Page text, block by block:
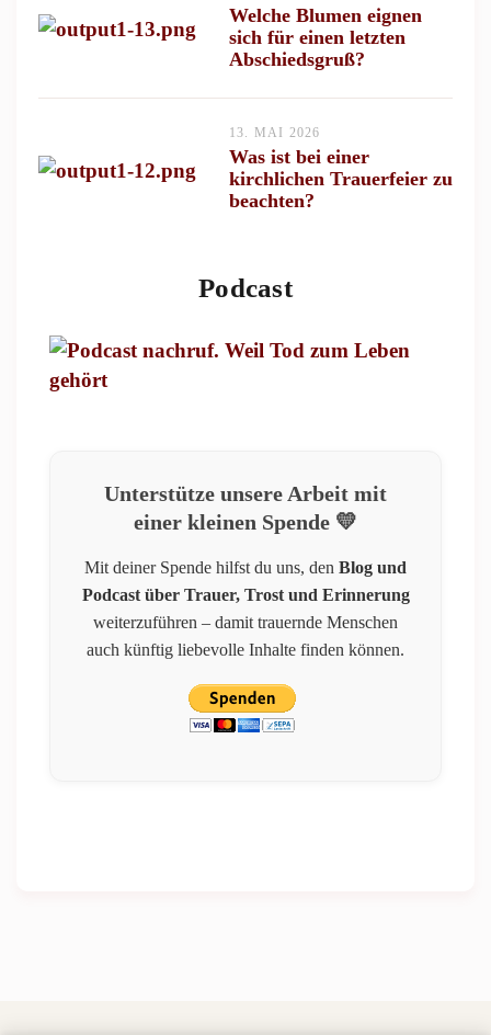
Welche Blumen eignen
sich für einen letzten
Abschiedsgruß?
13. MAI 2026
Was ist bei einer
kirchlichen Trauerfeier zu
beachten?
Podcast
Unterstütze unsere Arbeit mit
einer kleinen Spende 💛
Mit deiner Spende hilfst du uns, den Blog und
Podcast über Trauer, Trost und Erinnerung
weiterzuführen – damit trauernde Menschen
auch künftig liebevolle Inhalte finden können.